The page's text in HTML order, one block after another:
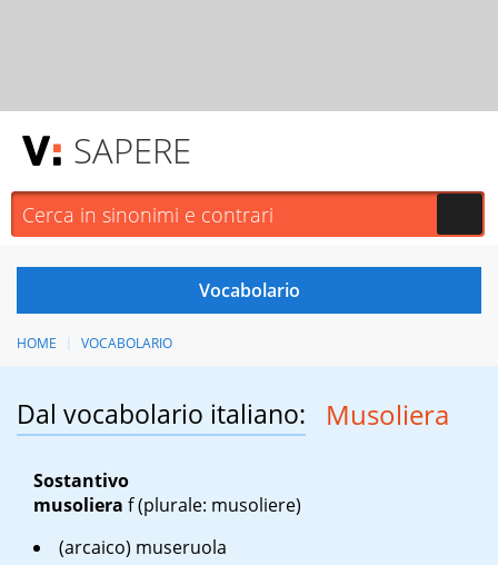
SAPERE
HOME VOCABOLARIO
Dal vocabolario italiano: Musoliera
Sostantivo
musoliera f(plurale: musoliere)
(arcaico) museruola